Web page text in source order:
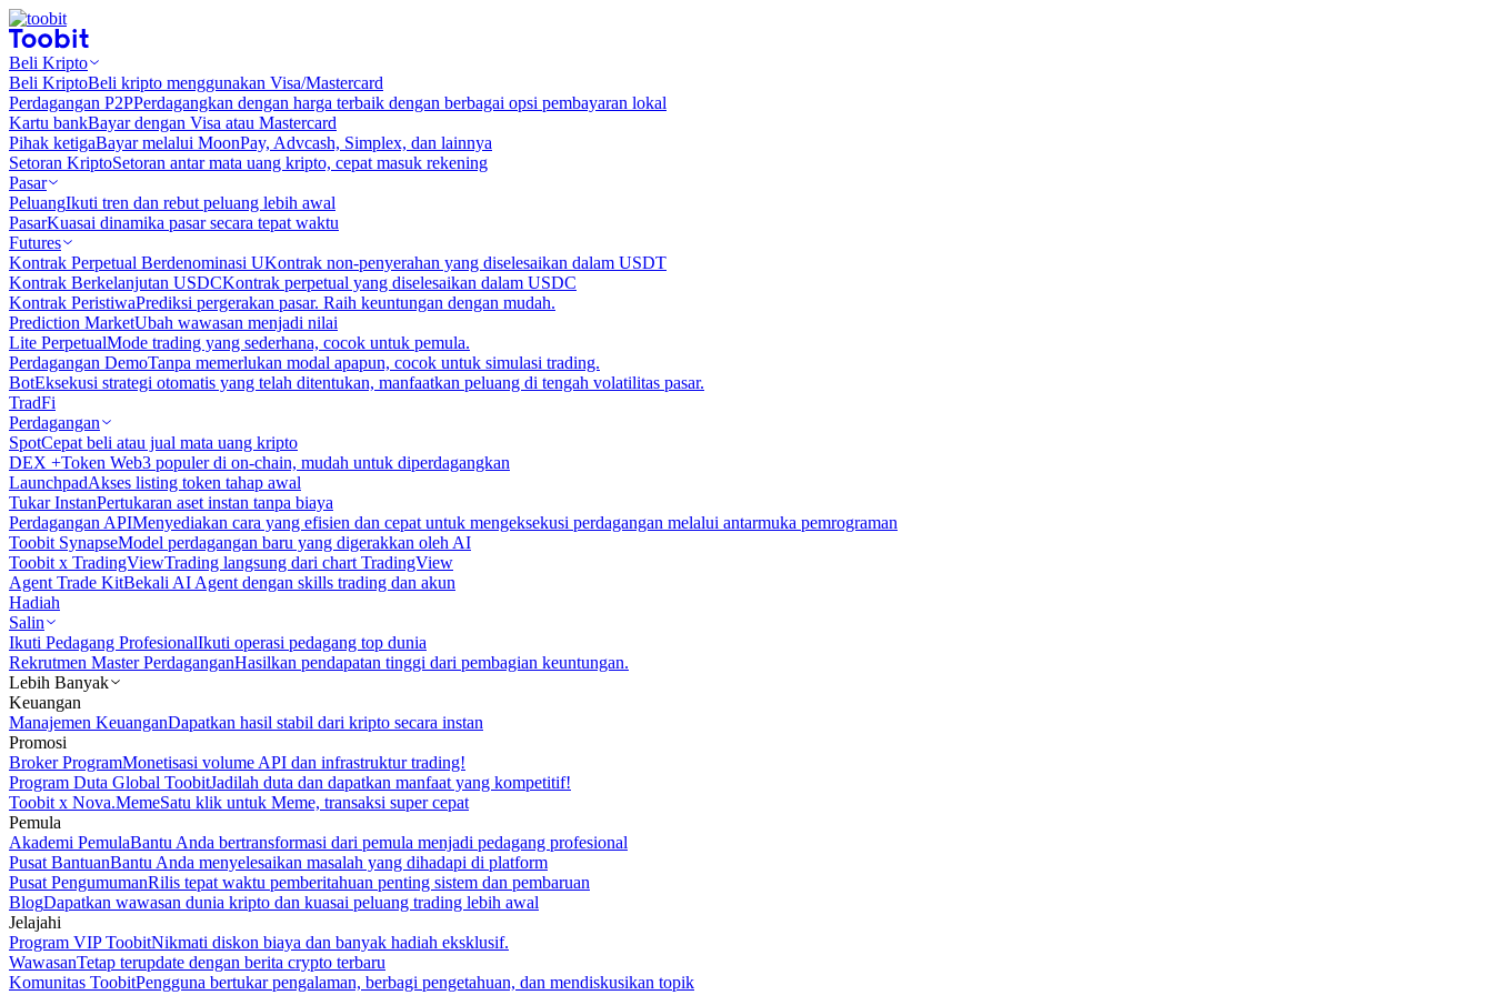
Beli Kripto
Beli KriptoBeli kripto menggunakan Visa/Mastercard
Perdagangan P2PPerdagangkan dengan harga terbaik dengan berbagai opsi pembayaran lokal
Kartu bankBayar dengan Visa atau Mastercard
Pihak ketigaBayar melalui MoonPay, Advcash, Simplex, dan lainnya
Setoran KriptoSetoran antar mata uang kripto, cepat masuk rekening
Pasar
PeluangIkuti tren dan rebut peluang lebih awal
PasarKuasai dinamika pasar secara tepat waktu
Futures
Kontrak Perpetual Berdenominasi UKontrak non-penyerahan yang diselesaikan dalam USDT
Kontrak Berkelanjutan USDCKontrak perpetual yang diselesaikan dalam USDC
Kontrak PeristiwaPrediksi pergerakan pasar. Raih keuntungan dengan mudah.
Prediction MarketUbah wawasan menjadi nilai
Lite PerpetualMode trading yang sederhana, cocok untuk pemula.
Perdagangan DemoTanpa memerlukan modal apapun, cocok untuk simulasi trading.
BotEksekusi strategi otomatis yang telah ditentukan, manfaatkan peluang di tengah volatilitas pasar.
TradFi
Perdagangan
SpotCepat beli atau jual mata uang kripto
DEX +Token Web3 populer di on-chain, mudah untuk diperdagangkan
LaunchpadAkses listing token tahap awal
Tukar InstanPertukaran aset instan tanpa biaya
Perdagangan APIMenyediakan cara yang efisien dan cepat untuk mengeksekusi perdagangan melalui antarmuka pemrograman
Toobit SynapseModel perdagangan baru yang digerakkan oleh AI
Toobit x TradingViewTrading langsung dari chart TradingView
Agent Trade KitBekali AI Agent dengan skills trading dan akun
Hadiah
Salin
Ikuti Pedagang ProfesionalIkuti operasi pedagang top dunia
Rekrutmen Master PerdaganganHasilkan pendapatan tinggi dari pembagian keuntungan.
Lebih Banyak
Keuangan
Manajemen KeuanganDapatkan hasil stabil dari kripto secara instan
Promosi
Broker ProgramMonetisasi volume API dan infrastruktur trading!
Program Duta Global ToobitJadilah duta dan dapatkan manfaat yang kompetitif!
Toobit x Nova.MemeSatu klik untuk Meme, transaksi super cepat
Pemula
Akademi PemulaBantu Anda bertransformasi dari pemula menjadi pedagang profesional
Pusat BantuanBantu Anda menyelesaikan masalah yang dihadapi di platform
Pusat PengumumanRilis tepat waktu pemberitahuan penting sistem dan pembaruan
BlogDapatkan wawasan dunia kripto dan kuasai peluang trading lebih awal
Jelajahi
Program VIP ToobitNikmati diskon biaya dan banyak hadiah eksklusif.
WawasanTetap terupdate dengan berita crypto terbaru
Komunitas ToobitPengguna bertukar pengalaman, berbagi pengetahuan, dan mendiskusikan topik